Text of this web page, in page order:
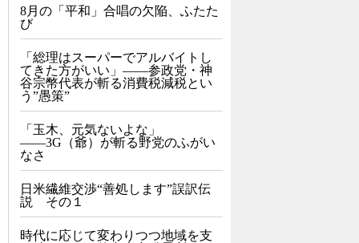
8月の「平和」合唱の欠陥、ふたた
び
「総理はスーパーでアルバイトし
てきた方がいい」――参政党・神
谷宗幣代表が斬る消費税減税とい
う”愚策”
「玉木、元気ないよな」
――3G（爺）が斬る野党のふがい
なさ
日米繊維交渉“善処します”誤訳伝
説 その１
時代に応じて変わりつつ地域を支